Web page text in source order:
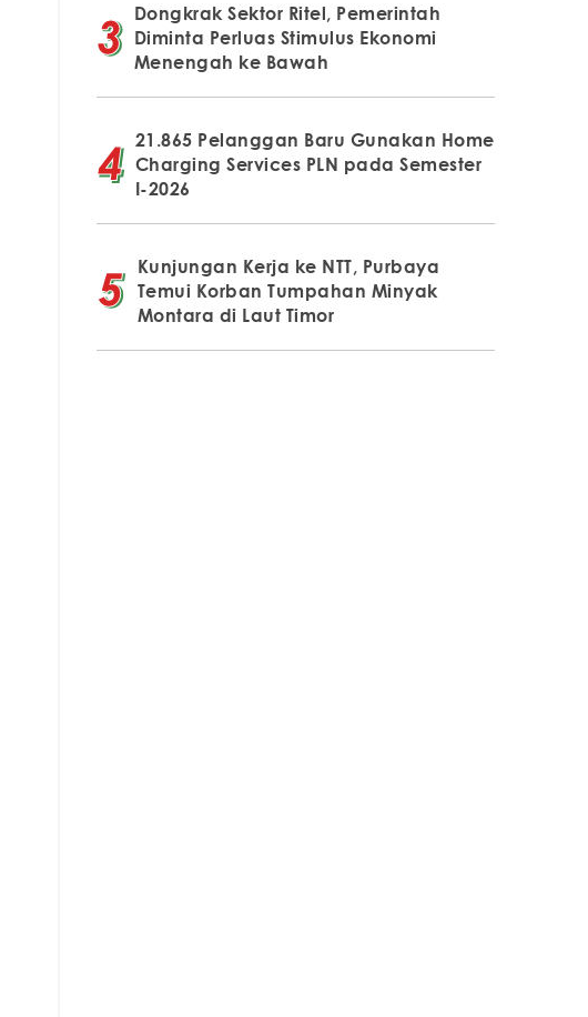
Dongkrak Sektor Ritel, Pemerintah
Diminta Perluas Stimulus Ekonomi
Menengah ke Bawah
21.865 Pelanggan Baru Gunakan Home
Charging Services PLN pada Semester
I-2026
Kunjungan Kerja ke NTT, Purbaya
Temui Korban Tumpahan Minyak
Montara di Laut Timor